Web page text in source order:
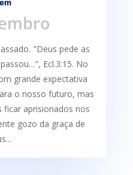
"Deus pede as
Ecl.3:15. No
grande expectativa
o nosso futuro, mas
aprisionados nos
gozo da graça de